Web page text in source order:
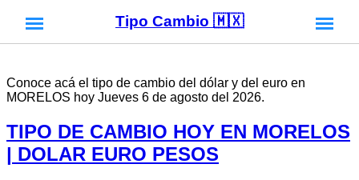
Tipo Cambio 🇲🇽
Conoce acá el tipo de cambio del dólar y del euro en
MORELOS hoy Jueves 6 de agosto del 2026.
TIPO DE CAMBIO HOY EN MORELOS
| DOLAR EURO PESOS